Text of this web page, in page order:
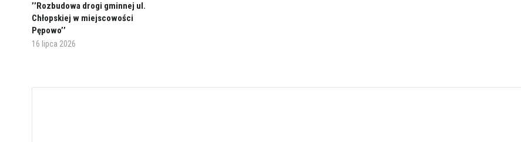
’’Rozbudowa drogi gminnej ul.
Chłopskiej w miejscowości
Pępowo’’
16 lipca 2026